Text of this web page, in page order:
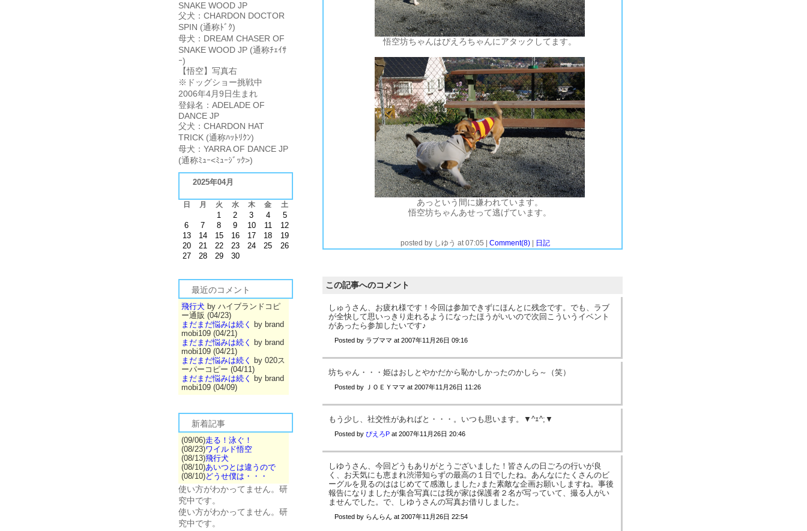
SNAKE WOOD JP
父犬：CHARDON DOCTOR
SPIN (通称ﾄﾞｸ)
母犬：DREAM CHASER OF
SNAKE WOOD JP (通称ﾁｪｲｻ
ｰ)
【悟空】写真右
※ドッグショー挑戦中
2006年4月9日生まれ
登録名：ADELADE OF
DANCE JP
父犬：CHARDON HAT
TRICK (通称ﾊｯﾄﾘｸﾝ)
母犬：YARRA OF DANCE JP
(通称ﾐｭｰ<ﾐｭｰｼﾞｯｸ>)
2025年04月
日 月 火 水 木 金 土
1 2 3 4
5
6
7 8 9 10 11
12
13
14 15 16 17 18
19
20
21 22 23 24 25
26
27
28 29 30
最近のコメント
飛行犬 by ハイブランドコピ
ー通販 (04/23)
まだまだ悩みは続く
by brand
mobi109 (04/21)
まだまだ悩みは続く
by brand
mobi109 (04/21)
まだまだ悩みは続く
by 020ス
ーパーコピー (04/11)
まだまだ悩みは続く
by brand
mobi109 (04/09)
新着記事
(09/06)走る！泳ぐ！
(08/23)ワイルド悟空
(08/13)飛行犬
(08/10)あいつとは違うので
(08/10)どうせ僕は・・・
使い方がわかってません。研
究中です。
使い方がわかってません。研
究中です。
悟空坊ちゃんはぴえろちゃんにアタックしてます。
あっという間に嫌われています。
悟空坊ちゃんあせって逃げています。
posted by しゆう at 07:05 Comment(8)| 日記
この記事へのコメント
しゅうさん、お疲れ様です！今回は参加できずにほんとに残念です。でも、ラブ
が全快して思いっきり走れるようになったほうがいいので次回こういうイベント
があったら参加したいです♪
Posted by ラブママ at 2007年11月26日 09:16
坊ちゃん・・・姫はおしとやかだから恥かしかったのかしら～（笑）
Posted by ＪＯＥＹママ at 2007年11月26日 11:26
もう少し、社交性があればと・・・。いつも思います。▼^ｪ^;▼
Posted by ぴえろP at 2007年11月26日 20:46
しゆうさん、今回どうもありがとうございました！皆さんの日ごろの行いが良
く、お天気にも恵まれ渋滞知らずの最高の１日でしたね。あんなにたくさんのビ
ーグルを見るのははじめてて感激しました♪また素敵な企画お願いしますね。事後
報告になりましたが集合写真には我が家は保護者２名が写っていて、撮る人がい
ませんでした。で、しゆうさんの写真お借りしました。
Posted by らんらん at 2007年11月26日 22:54